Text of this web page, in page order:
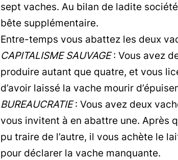
sept vaches. Au bilan de ladite
bête supplémentaire.
Entre-temps vous abattez les deux
CAPITALISME SAUVAGE: Vous avez
produire autant que quatre, et vous
d’avoir laissé la vache mourir
BUREAUCRATIE: Vous avez deux
vous invitent à en abattre une. Après
pu traire de l’autre, il vous achète le
pour déclarer la vache manquante.